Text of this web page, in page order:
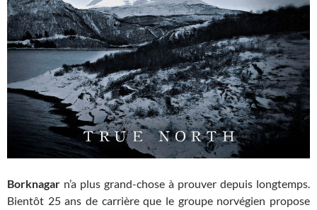
Borknagar n’a plus grand-chose à prouver depuis longtemps.
Bientôt 25 ans de carrière que le groupe norvégien propose